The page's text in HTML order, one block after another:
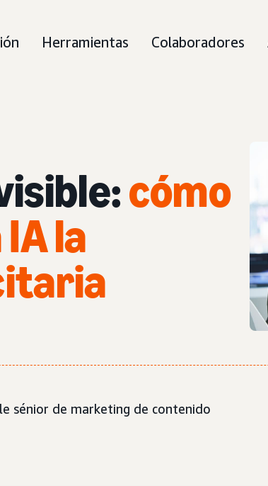
Herramientas Colaboradores
cómo
la
sénior de marketing de contenido